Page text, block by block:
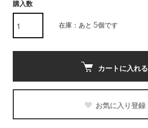
購入数
在庫：あと 5個です
カートに入れる
お気に入り登録